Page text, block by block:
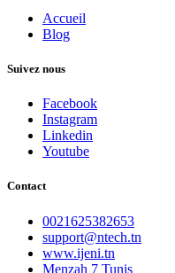
Accueil
Blog
Suivez nous
Facebook
Instagram
Linkedin
Youtube
Contact
0021625382653
support@ntech.tn
www.ijeni.tn
Menzah 7 Tunis